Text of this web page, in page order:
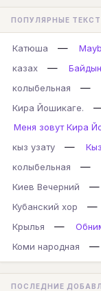
ПОПУЛЯРНЫЕ
Катюша —
казах
—
колыбельная
—
Кира Йошикаге.
Меня зовут Кира
кыз узату
—
колыбельная
—
Киев Вечерний
—
Кубанский хор
—
Крылья
—
Коми народная
—
ПОСЛЕДНИЕ